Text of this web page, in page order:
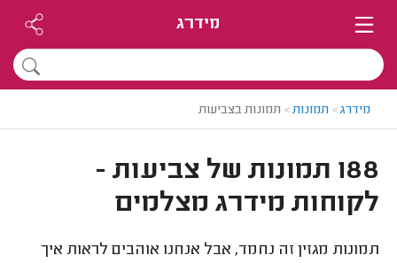
מידרג
מידרג> תמונות> תמונות בצביעות
188 תמונות של צביעות -
לקוחות מידרג מצלמים
תמונות מגזין זה נחמד, אבל אנחנו אוהבים לראות איך